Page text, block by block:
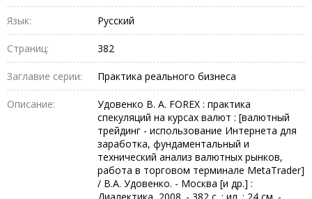
Язык: Русский
Страниц: 382
Заглавие серии: Практика реального бизнеса
Описание:
Удовенко В. А. FOREX : практика
спекуляций на курсах валют : [валютный
трейдинг - использование Интернета для
заработка, фундаментальный и
технический анализ валютных рынков,
работа в торговом терминале MetaTrader]
/ В.А. Удовенко. - Москва [и др.] :
Диалектика, 2008. - 382 с. : ил. ; 24 см. -